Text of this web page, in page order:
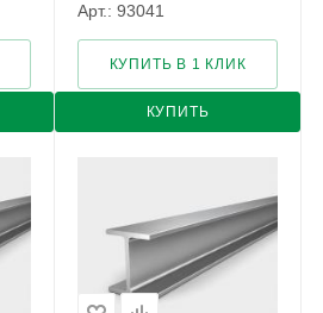
Арт.: 93041
КУПИТЬ
КУПИТЬ В 1 КЛИК